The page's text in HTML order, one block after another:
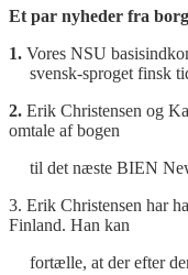
Et par nyheder fra
1. Vores NSU
svensk-sproget finsk
2. Erik Christensen og
omtale af bogen
til det næste BIEN
3. Erik Christensen har
Finland. Han kan
fortælle, at der efter